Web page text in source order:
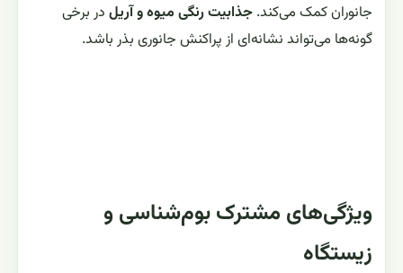
جانوران کمک می‌کند. جذابیت رنگی میوه و آریلدر برخی
گونه‌ها می‌تواند نشانه‌ای از پراکنش جانوری بذر باشد.
ویژگی‌های مشترک بوم‌شناسی و
زیستگاه